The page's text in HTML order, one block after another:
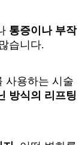
통증이나 부작
습니다.
사용하는 시술
방식의 리프팅